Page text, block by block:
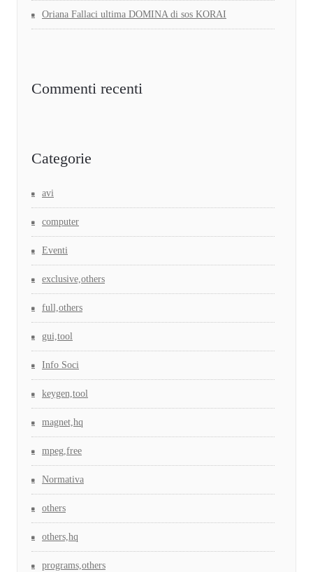
Oriana Fallaci ultima DOMINA di sos KORAI
Commenti recenti
Categorie
avi
computer
Eventi
exclusive,others
full,others
gui,tool
Info Soci
keygen,tool
magnet,hq
mpeg,free
Normativa
others
others,hq
programs,others